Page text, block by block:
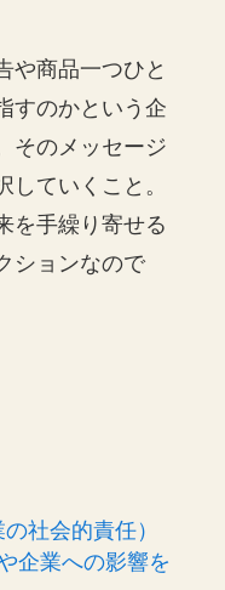
や商品一つひと
すのかという企
そのメッセージ
していくこと。
を手繰り寄せる
ションなので
社会的責任）
企業への影響を